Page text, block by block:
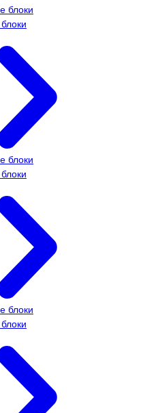
блоки
блоки
блоки